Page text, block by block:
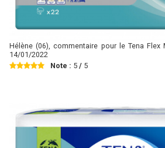
Hélène (06), commentaire pour le Tena
14/01/2022
Note : 5 / 5